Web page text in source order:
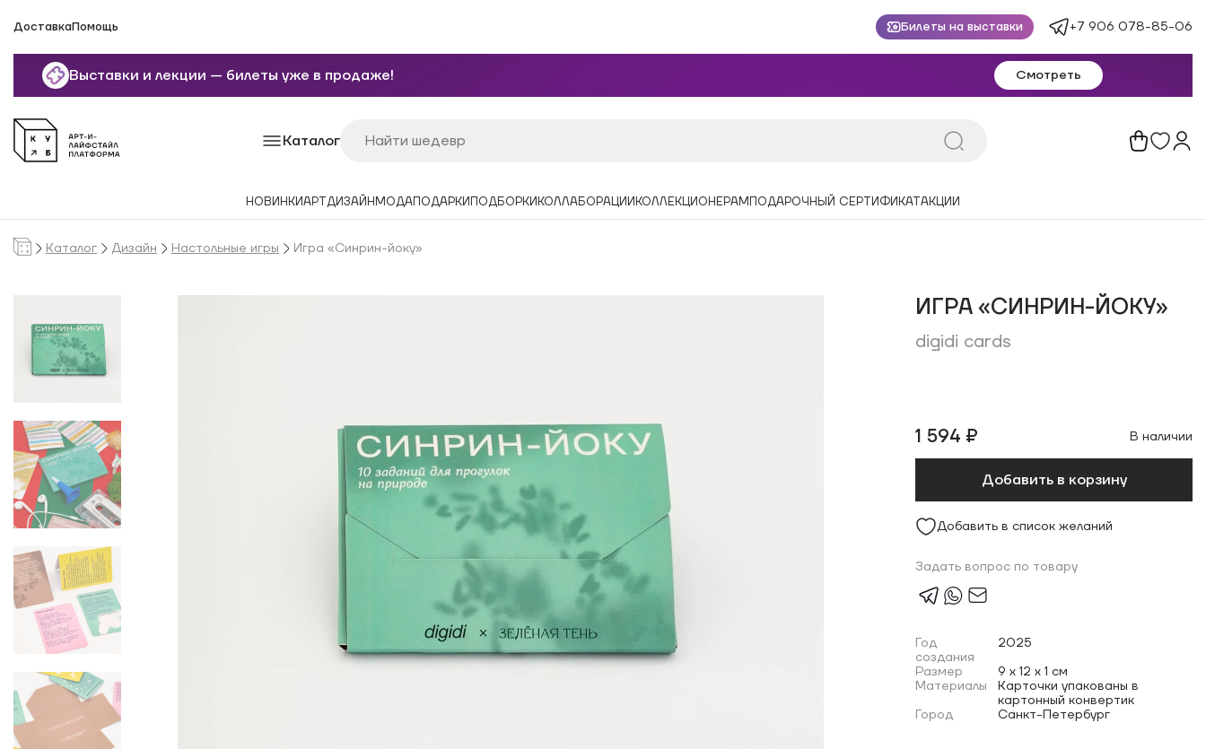
ДоставкаПомощь Билеты на выставки +7 906 078-85-06
Выставки и лекции — билеты уже в продаже! Смотреть
Каталог
НОВИНКИАРТДИЗАЙН МОДАПОДАРКИ ПОДБОРКИ КОЛЛАБОРАЦИИ КОЛЛЕКЦИОНЕРАМ ПОДАРОЧНЫЙ СЕРТИФИКАТАКЦИИ
Каталог Дизайн Настольные игры Игра «Синрин-йоку»
ИГРА «СИНРИН-ЙОКУ»
digidi cards
1 594 ₽ В наличии
Добавить в корзину
Добавить в список желаний
Задать вопрос по товару
Год
создания
2025
Размер
9 x 12 x 1 см
Материалы
Карточки упакованы в
картонный конвертик
Город
Санкт-Петербург